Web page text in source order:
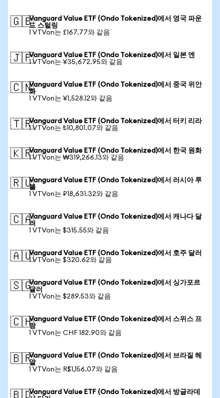
🇬🇧Vanguard Value ETF (Ondo Tokenized)에서 영국 파운
드 스털링
1 VTVon는 £167.77와 같음
🇯🇵Vanguard Value ETF (Ondo Tokenized)에서 일본 엔
1 VTVon는 ¥35,672.95와 같음
🇨🇳Vanguard Value ETF (Ondo Tokenized)에서 중국 위안
화
1 VTVon는 ¥1,528.12와 같음
🇹🇷Vanguard Value ETF (Ondo Tokenized)에서 터키 리라
1 VTVon는 ₺10,801.07와 같음
🇰🇷Vanguard Value ETF (Ondo Tokenized)에서 한국 원화
1 VTVon는 ₩319,266.13와 같음
🇷🇺Vanguard Value ETF (Ondo Tokenized)에서 러시아 루
블
1 VTVon는 ₽18,631.32와 같음
🇨🇦Vanguard Value ETF (Ondo Tokenized)에서 캐나다 달
러
1 VTVon는 $315.55와 같음
🇦🇺Vanguard Value ETF (Ondo Tokenized)에서 호주 달러
1 VTVon는 $320.62와 같음
🇸🇬Vanguard Value ETF (Ondo Tokenized)에서 싱가포르
달러
1 VTVon는 $289.53와 같음
🇨🇭Vanguard Value ETF (Ondo Tokenized)에서 스위스 프
랑
1 VTVon는 CHF 182.90와 같음
🇧🇷Vanguard Value ETF (Ondo Tokenized)에서 브라질 헤
알
1 VTVon는 R$1,156.07와 같음
🇧🇩Vanguard Value ETF (Ondo Tokenized)에서 방글라데